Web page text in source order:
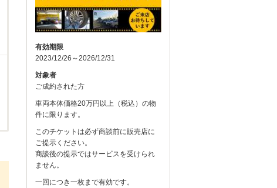
有効期限
2023/12/26～2026/12/31
対象者
ご成約された方
車両本体価格20万円以上（税込）の物
件に限ります。
このチケットは必ず商談前に販売店に
ご提示ください。
商談後の提示ではサービスを受けられ
ません。
一回につき一枚まで有効です。